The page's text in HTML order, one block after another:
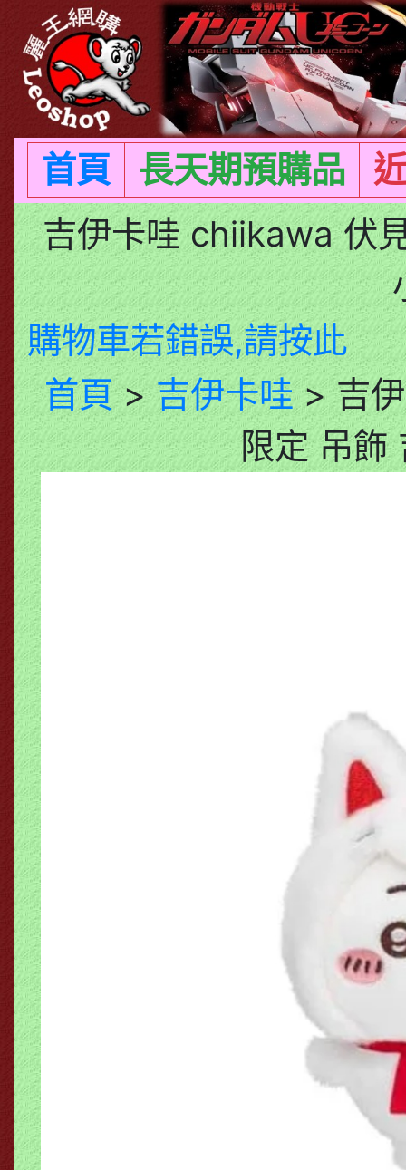
首頁 長天期預購品
吉伊卡哇 chiikawa 伏
購物車若錯誤,請按此
首頁>吉伊卡哇> 吉
限定 吊飾